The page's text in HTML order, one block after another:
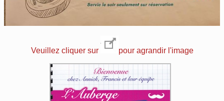
Veuillez cliquer sur pour agrandir l'image